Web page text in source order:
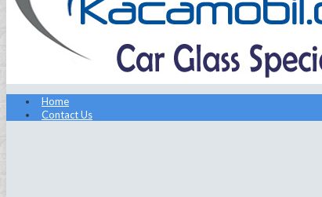
Home
Contact Us